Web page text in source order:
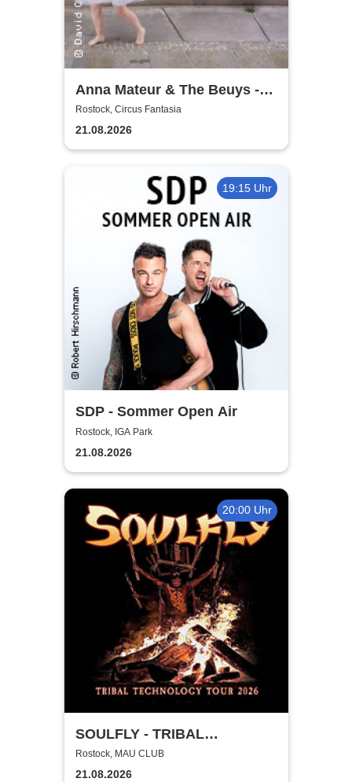
Anna Mateur & The Beuys -
Kaoshüter
Rostock, Circus Fantasia
21.08.2026
19:15 Uhr
SDP - Sommer Open Air
Rostock, IGA Park
21.08.2026
20:00 Uhr
SOULFLY - TRIBAL
TECHNOLOGY TOUR 2026
Rostock, MAU CLUB
21.08.2026